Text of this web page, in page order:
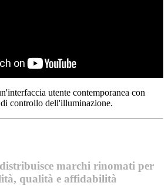
utente contemporanea con
controllo dell'illuminazione.
marchi rinomati per
qualità e affidabilità